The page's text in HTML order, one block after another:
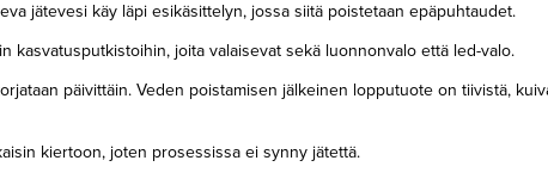
jätevesi käy läpi esikäsittelyn, jossa siitä poistetaan epäpuhtaudet.
kasvatusputkistoihin, joita valaisevat sekä luonnonvalo että led-valo.
päivittäin. Veden poistamisen jälkeinen lopputuote on tiivistä,
kiertoon, joten prosessissa ei synny jätettä.